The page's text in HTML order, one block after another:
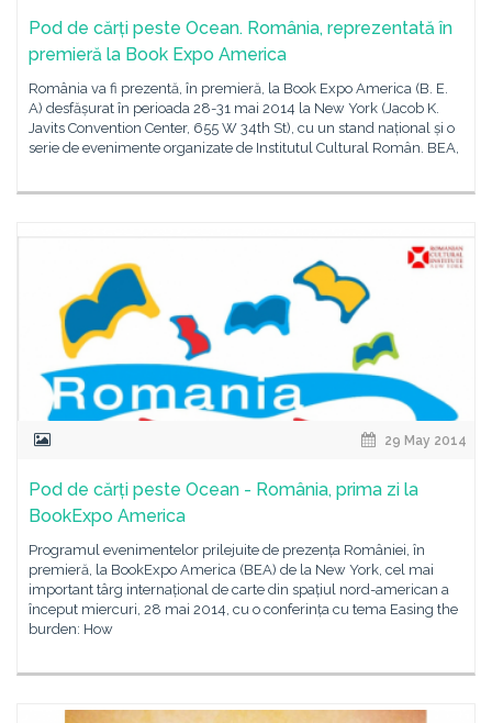
Pod de cărți peste Ocean. România, reprezentată în
premieră la Book Expo America
România va fi prezentă, în premieră, la Book Expo America (B. E.
A) desfășurat în perioada 28-31 mai 2014 la New York (Jacob K.
Javits Convention Center, 655 W 34th St), cu un stand național și o
serie de evenimente organizate de Institutul Cultural Român. BEA,
29 May 2014
Pod de cărți peste Ocean - România, prima zi la
BookExpo America
Programul evenimentelor prilejuite de prezența României, în
premieră, la BookExpo America (BEA) de la New York, cel mai
important târg internațional de carte din spațiul nord-american a
început miercuri, 28 mai 2014, cu o conferința cu tema Easing the
burden: How